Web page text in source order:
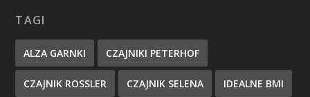
TAGI
ALZA GARNKI CZAJNIKI PETERHOF
CZAJNIK ROSSLER CZAJNIK SELENA IDEALNE BMI